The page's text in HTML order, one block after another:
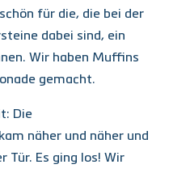
für die, die bei der
dabei sind, ein
Wir haben Muffins
gemacht.
Die
näher und näher und
Tür. Es ging los! Wir